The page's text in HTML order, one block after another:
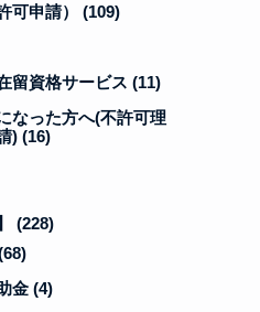
可申請） (109)
資格サービス (11)
なった方へ(不許可理
) (16)
(228)
金 (4)